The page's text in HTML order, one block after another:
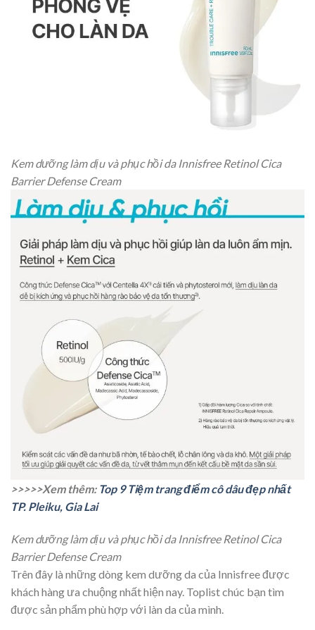
Kem dưỡng làm dịu và phục hồi da Innisfree Retinol Cica
Barrier Defense Cream
>>>>>Xem thêm: Top 9 Tiệm trang điểm cô dâu đẹp nhất
TP. Pleiku, Gia Lai
Kem dưỡng làm dịu và phục hồi da Innisfree Retinol Cica
Barrier Defense Cream
Trên đây là những dòng kem dưỡng da của Innisfree được
khách hàng ưa chuộng nhất hiện nay. Toplist chúc bạn tìm
được sản phẩm phù hợp với làn da của mình.